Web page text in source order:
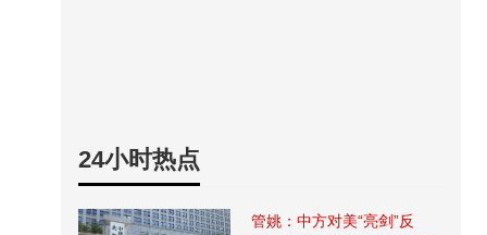
24小时热点
管姚：中方对美“亮剑”反